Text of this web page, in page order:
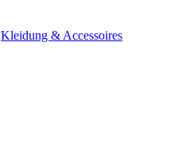
Kleidung & Accessoires